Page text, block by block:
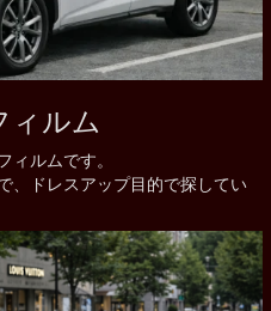
ィルム
ルムです。
、ドレスアップ目的で探してい